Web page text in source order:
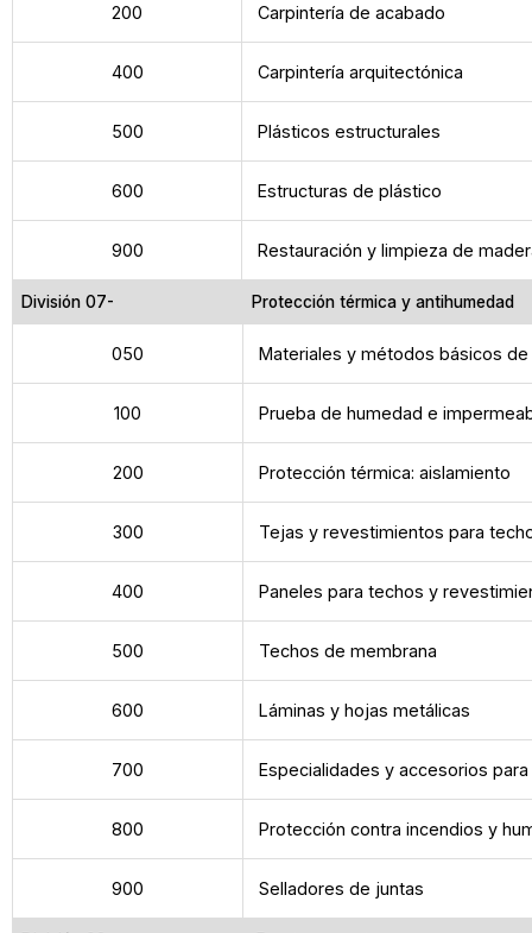
200 Carpintería de acabado
400 Carpintería arquitectónica
500 Plásticos estructurales
600 Estructuras de plástico
900 Restauración y limpieza de
División 07- Protección térmica y antihumedad
050 Materiales y métodos básicos
100 Prueba de humedad e
200 Protección térmica: aislamiento
300 Tejas y revestimientos para
400 Paneles para techos y
500 Techos de membrana
600 Láminas y hojas metálicas
700 Especialidades y accesorios
800 Protección contra incendios y
900 Selladores de juntas